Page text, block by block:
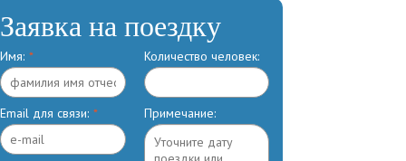
Заявка на поездку
Имя: *
Email для связи: *
Количество человек:
Примечание: